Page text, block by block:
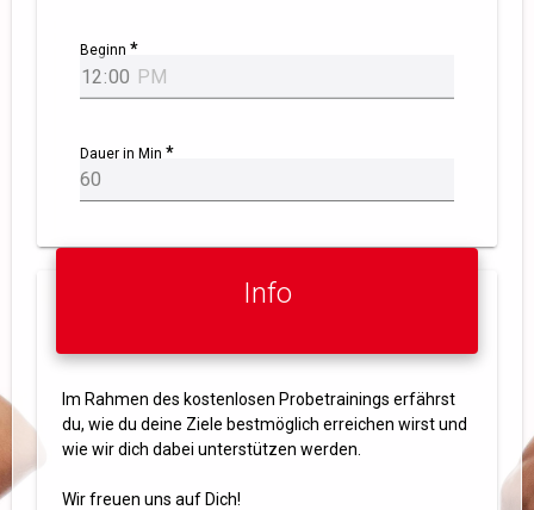
Beginn
Dauer in Min
Info
Im Rahmen des kostenlosen Probetrainings erfährst
du, wie du deine Ziele bestmöglich erreichen wirst und
wie wir dich dabei unterstützen werden.
Wir freuen uns auf Dich!